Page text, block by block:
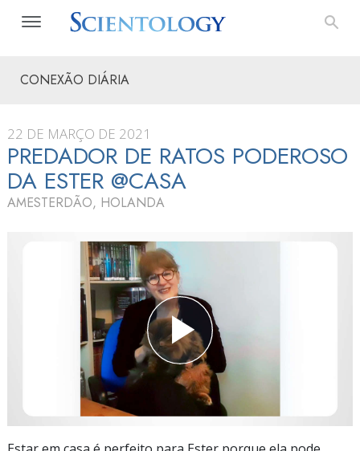
CONEXÃO DIÁRIA
22 DE MARÇO DE 2021
PREDADOR DE RATOS PODEROSO
DA ESTER @CASA
AMESTERDÃO, HOLANDA